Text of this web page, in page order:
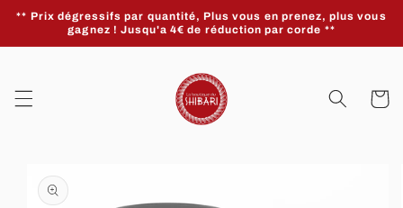
passer
** Prix dégressifs par quantité, Plus vous en prenez, plus vous
gagnez ! Jusqu'a 4€ de réduction par corde **
Panier
informations
produits